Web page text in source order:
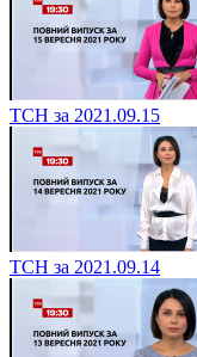
ТСН за 2021.09.15
ТСН за 2021.09.14